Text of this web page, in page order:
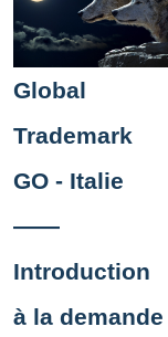
Global
Trademark
GO - Italie
——
Introduction
à la demande